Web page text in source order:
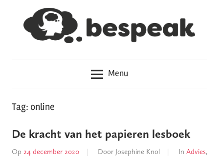
in
hoofd?
Menu
Tag: online
De kracht van het papieren lesboek
Op 24 december 2020 Door Josephine Knol In Advies,